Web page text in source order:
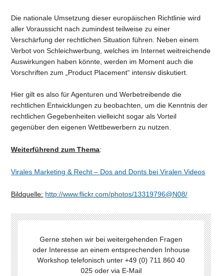
Die nationale Umsetzung dieser europäischen Richtlinie wird
aller Voraussicht nach zumindest teilweise zu einer
Verschärfung der rechtlichen Situation führen. Neben einem
Verbot von Schleichwerbung, welches im Internet weitreichende
Auswirkungen haben könnte, werden im Moment auch die
Vorschriften zum „Product Placement“ intensiv diskutiert.
Hier gilt es also für Agenturen und Werbetreibende die
rechtlichen Entwicklungen zu beobachten, um die Kenntnis der
rechtlichen Gegebenheiten vielleicht sogar als Vorteil
gegenüber den eigenen Wettbewerbern zu nutzen.
Weiterführend zum Thema:
Virales Marketing & Recht – Dos and Donts bei Viralen Videos
Bildquelle: http://www.flickr.com/photos/13319796@N08/
Gerne stehen wir bei weitergehenden Fragen
oder Interesse an einem entsprechenden Inhouse
Workshop telefonisch unter +49 (0) 711 860 40
025 oder via E-Mail